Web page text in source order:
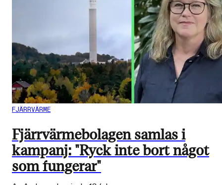
FJÄRRVÄRME
Fjärrvärmebolagen samlas i
kampanj: "Ryck inte bort något
som fungerar"